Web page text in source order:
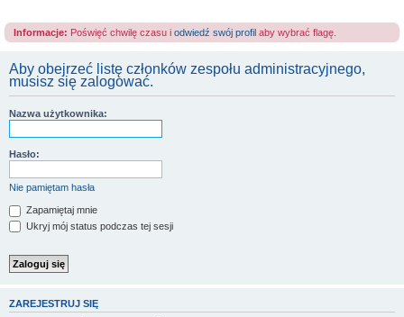
Informacje: Poświęć chwilę czasu i odwiedź swój profil aby wybrać flagę.
Aby obejrzeć listę członków zespołu administracyjnego,
musisz się zalogować.
Nazwa użytkownika:
Hasło:
Nie pamiętam hasła
Zapamiętaj mnie
Ukryj mój status podczas tej sesji
ZAREJESTRUJ SIĘ